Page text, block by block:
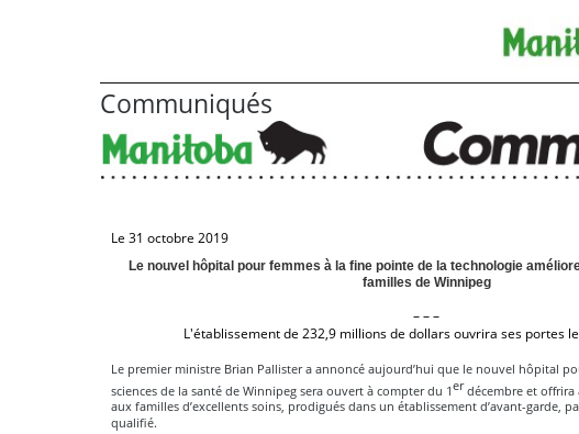
Communiqués
Le 31 octobre 2019
Le nouvel hôpital pour femmes à la fine pointe de la technologie
familles de Winnipeg
– – –
L'établissement de 232,9 millions de dollars ouvrira ses portes
Le premier ministre Brian Pallister a annoncé aujourd’hui que le nouvel hôpital
sciences de la santé de Winnipeg sera ouvert à compter du 1erdécembre et offrira
aux familles d’excellents soins, prodigués dans un établissement d’avant-garde,
qualifié.